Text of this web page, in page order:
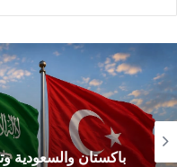
لوقف إطلاق النار من
إغلاق مضيق هرمز
فارس للأنباء الإيرانية
باكستان والسعودية